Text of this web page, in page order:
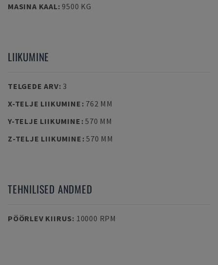
MASINA KAAL: 9500 KG
LIIKUMINE
TELGEDE ARV: 3
X-TELJE LIIKUMINE : 762 MM
Y-TELJE LIIKUMINE :570 MM
Z-TELJE LIIKUMINE :570 MM
TEHNILISED ANDMED
PÖÖRLEV KIIRUS: 10000 RPM